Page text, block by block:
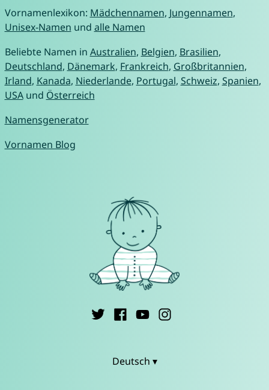
Vornamenlexikon: Mädchennamen, Jungennamen,
Unisex-Namen und alle Namen
Beliebte Namen in Australien, Belgien, Brasilien,
Deutschland, Dänemark, Frankreich, Großbritannien,
Irland, Kanada, Niederlande, Portugal, Schweiz, Spanien,
USAund Österreich
Namensgenerator
Vornamen Blog
Deutsch ▾